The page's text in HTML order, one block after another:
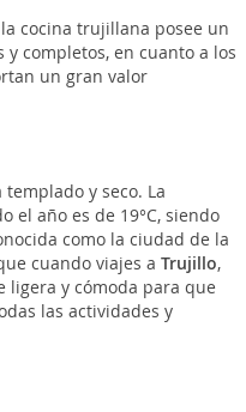
cocina trujillana posee un
completos, en cuanto a los
un gran valor
y seco. La
año es de 19°C, siendo
como la ciudad de la
cuando viajes a Trujillo,
y cómoda para que
las actividades y